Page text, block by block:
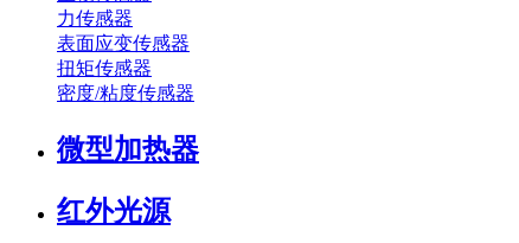
力传感器
表面应变传感器
扭矩传感器
密度/粘度传感器
微型加热器
红外光源